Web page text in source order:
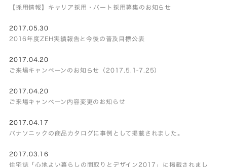
【採用情報】キャリア採用・パート採用募集のお知らせ
2017.05.30
2016年度ZEH実績報告と今後の普及目標公表
2017.04.20
ご来場キャンペーンのお知らせ（2017.5.1-7.25）
2017.04.20
ご来場キャンペーン内容変更のお知らせ
2017.04.17
パナソニックの商品カタログに事例として掲載されました。
2017.03.16
住宅誌「心地よい暮らしの間取りとデザイン2017」に掲載されまし